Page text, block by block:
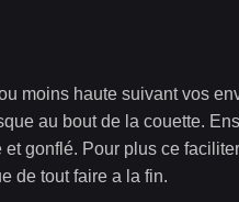
moins haute suivant vos
au bout de la couette.
gonflé. Pour plus ce
de tout faire a la fin.